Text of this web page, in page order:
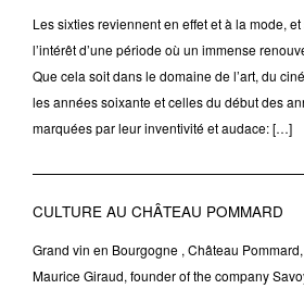
Les sixties reviennent en effet et à la mode,
l’intérêt d’une période où un immense
Que cela soit dans le domaine de l’art, du
les années soixante et celles du début des
marquées par leur inventivité et audace: […]
CULTURE AU CHÂTEAU POMMARD
Grand vin en Bourgogne , Château
Maurice Giraud, founder of the company